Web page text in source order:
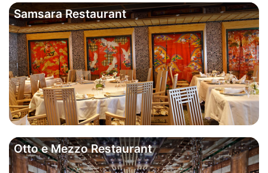
Samsara Restaurant
Otto e Mezzo Restaurant